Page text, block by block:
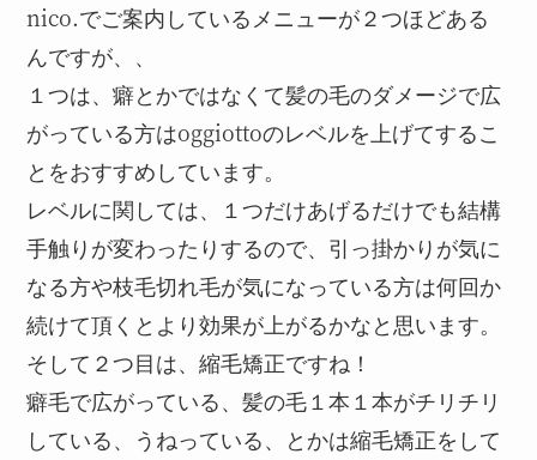
nico.でご案内しているメニューが２つほどある
んですが、、
１つは、癖とかではなくて髪の毛のダメージで広
がっている方はoggiottoのレベルを上げてするこ
とをおすすめしています。
レベルに関しては、１つだけあげるだけでも結構
手触りが変わったりするので、引っ掛かりが気に
なる方や枝毛切れ毛が気になっている方は何回か
続けて頂くとより効果が上がるかなと思います。
そして２つ目は、縮毛矯正ですね！
癖毛で広がっている、髪の毛１本１本がチリチリ
している、うねっている、とかは縮毛矯正をして